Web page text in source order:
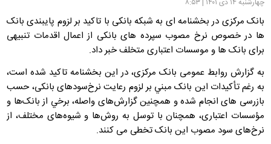
چهارشنبه ۱۴ دی ۱۴۰۱ | ۸:۵۳
بانک مرکزی در بخشنامه ای به شبکه بانکی با تاکید بر لزوم پایبندی بانک
ها در خصوص نرخ مصوب سپرده های بانکی از اعمال اقدمات تنبیهی
برای بانک ها و موسسات اعتباری متخلف خبر داد.
به گزارش روابط عمومی بانک مرکزی، در این بخشنامه تاکید شده است،
به رغم تأکيدات اين بانک مبني بر لزوم رعايت نرخ‌سودهای بانکی، حسب
بازرسی های انجام شده و همچنين گزارش‌های واصله، برخي از بانک‌ها و
مؤسسات اعتباری، همچنان با توسل به روش‌ها و شيوه‌های مختلف، از
نرخ‌های سود مصوب اين بانک تخطی می کنند.